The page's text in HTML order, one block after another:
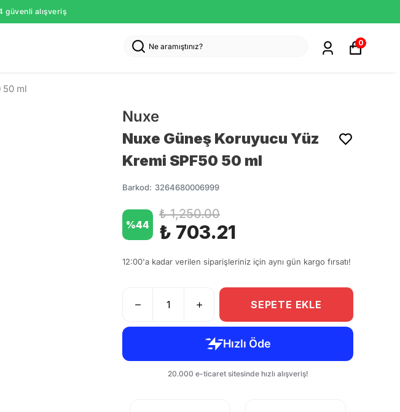
güvenli alışveriş
0
50 ml
Nuxe
Nuxe Güneş Koruyucu Yüz
Kremi SPF50 50 ml
Barkod: 3264680006999
%44
₺ 1,250.00
₺ 703.21
12:00'a kadar verilen siparişleriniz için aynı gün kargo fırsatı!
SEPETE EKLE